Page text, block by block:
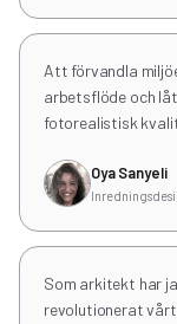
Att förvandla
arbetsflöde och
fotorealistisk
Oya Sanyeli
Som arkitekt har
revolutionerat